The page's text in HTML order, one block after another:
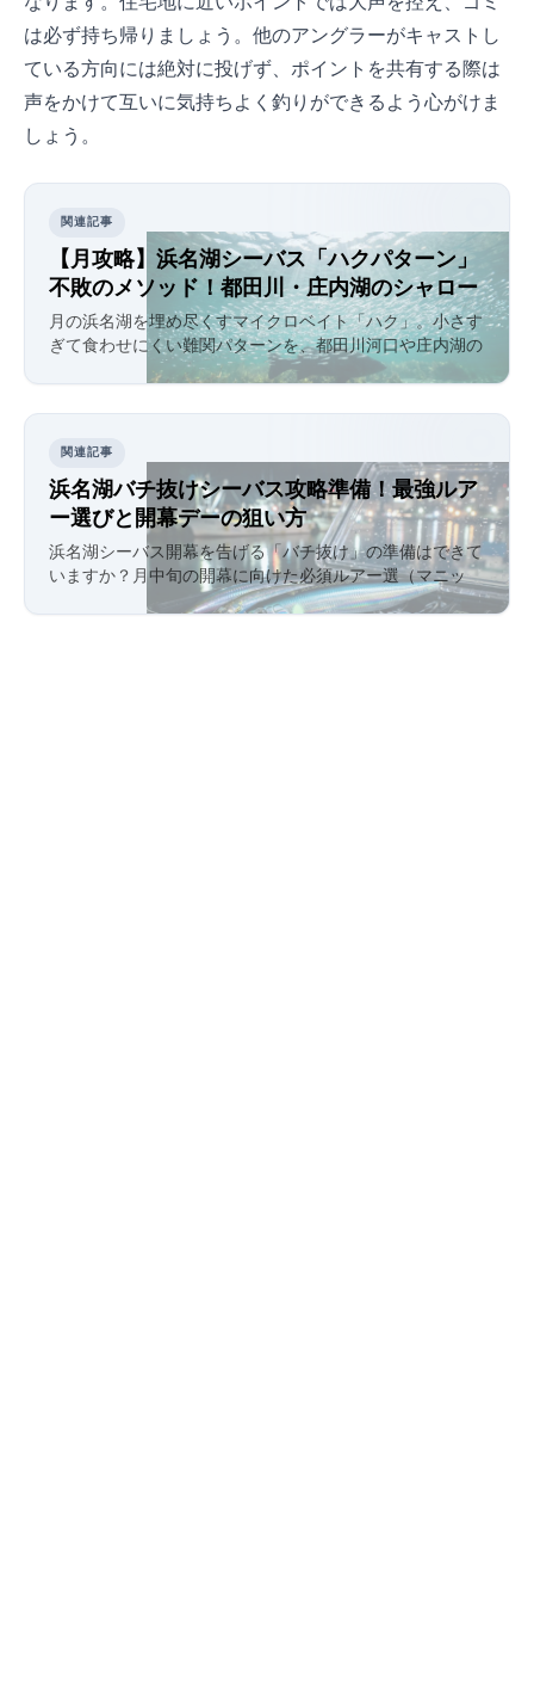
は必ず持ち帰りましょう。他のアングラーがキャストし
ている方向には絶対に投げず、ポイントを共有する際は
声をかけて互いに気持ちよく釣りができるよう心がけま
しょう。
関連記事
【4月攻略】浜名湖シーバス「ハクパターン」
不敗のメソッド！都田川・庄内湖のシャロー
攻略
4月の浜名湖を埋め尽くすマイクロベイト「ハク」。小さす
ぎて食わせにくい難関パターンを、都田川河口や庄内湖の
シャローに特化したレンジと波動の「引き算」で攻略しま
関連記事
浜名湖バチ抜けシーバス攻略準備！最強ルア
ー選びと開幕Xデーの狙い方
浜名湖シーバス開幕を告げる「バチ抜け」の準備はできて
いますか？2月中旬の開幕に向けた必須ルアー3選（マニッ
ク、エリテン、にょろにょろ）や、表浜名湖から始まるエ